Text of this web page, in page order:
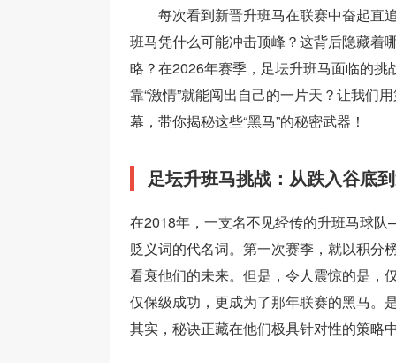
每次看到新晋升班马在联赛中奋起直
班马凭什么可能冲击顶峰？这背后隐藏着
略？在2026年赛季，足坛升班马面临的挑
靠“激情”就能闯出自己的一片天？让我们
幕，带你揭秘这些“黑马”的秘密武器！
足坛升班马挑战：从跌入谷底
在2018年，一支名不见经传的升班马球
贬义词的代名词。第一次赛季，就以积分
看衰他们的未来。但是，令人震惊的是，
仅保级成功，更成为了那年联赛的黑马。
其实，秘诀正藏在他们极具针对性的策略